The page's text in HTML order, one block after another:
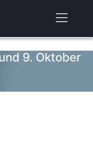
9. Oktober